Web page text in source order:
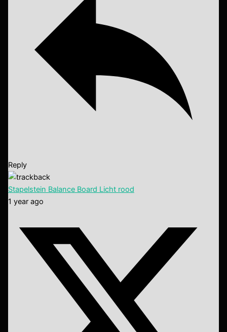
Reply
Stapelstein Balance Board Licht rood
1 year ago